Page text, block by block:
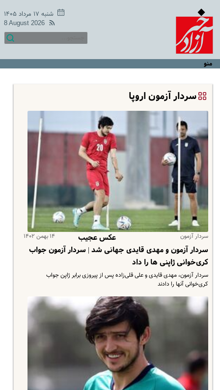
شنبه ۱۷ مرداد ۱۴۰۵
8 August 2026
منو
سردار آزمون اروپا
سردار آزمون ۱۴ بهمن ۱۴۰۲
عکس عجیب
سردار آزمون و مهدی قایدی جهانی شد | سردار آزمون جواب
کری‌خوانی ژاپنی ها را داد
سردار آزمون، مهدی قایدی و علی قلی‌زاده پس از پیروزی برابر ژاپن جواب
کری‌خوانی آنها را دادند